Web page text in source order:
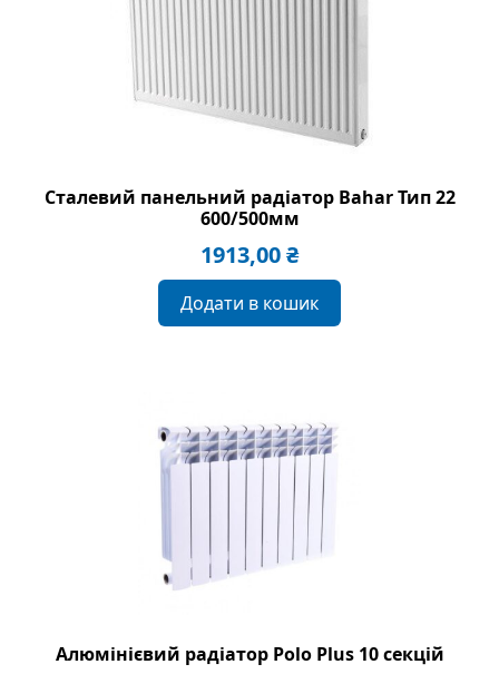
Сталевий панельний радіатор Bahar Тип 22
600/500мм
1913,00₴
Додати в кошик
Алюмінієвий радіатор Polo Plus 10 секцій